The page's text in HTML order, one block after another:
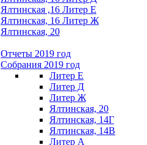
Ялтинская ,16 Литер Е
Ялтинская, 16 Литер Ж
Ялтинская, 20
Отчеты 2019 год
Собрания 2019 год
Литер Е
Литер Д
Литер Ж
Ялтинская, 20
Ялтинская, 14Г
Ялтинская, 14В
Литер А